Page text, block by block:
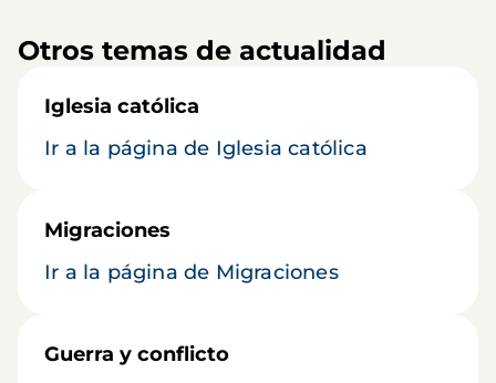
Otros temas de actualidad
Iglesia católica
Ir a la página de Iglesia católica
Migraciones
Ir a la página de Migraciones
Guerra y conflicto